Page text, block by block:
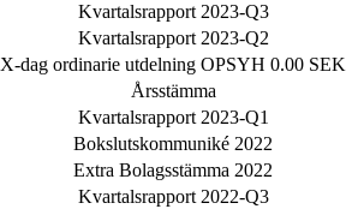
Kvartalsrapport 2023-Q3
Kvartalsrapport 2023-Q2
X-dag ordinarie utdelning OPSYH 0.00 SEK
Årsstämma
Kvartalsrapport 2023-Q1
Bokslutskommuniké 2022
Extra Bolagsstämma 2022
Kvartalsrapport 2022-Q3